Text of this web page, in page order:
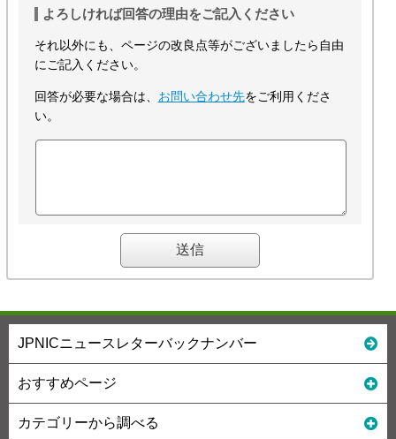
よろしければ回答の理由をご記入ください
それ以外にも、ページの改良点等がございましたら自由
にご記入ください。
回答が必要な場合は、 お問い合わせ先をご利用くださ
い。
JPNICニュースレターバックナンバー
おすすめページ
カテゴリーから調べる